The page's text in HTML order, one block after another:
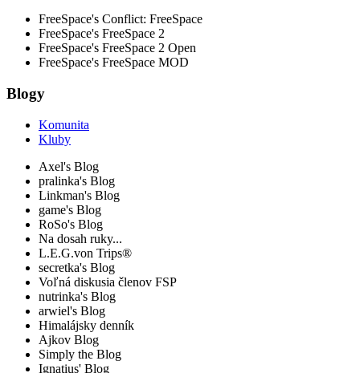
FreeSpace's Conflict: FreeSpace
FreeSpace's FreeSpace 2
FreeSpace's FreeSpace 2 Open
FreeSpace's FreeSpace MOD
Blogy
Komunita
Kluby
Axel's Blog
pralinka's Blog
Linkman's Blog
game's Blog
RoSo's Blog
Na dosah ruky...
L.E.G.von Trips®
secretka's Blog
Voľná diskusia členov FSP
nutrinka's Blog
arwiel's Blog
Himalájsky denník
Ajkov Blog
Simply the Blog
Ignatius' Blog